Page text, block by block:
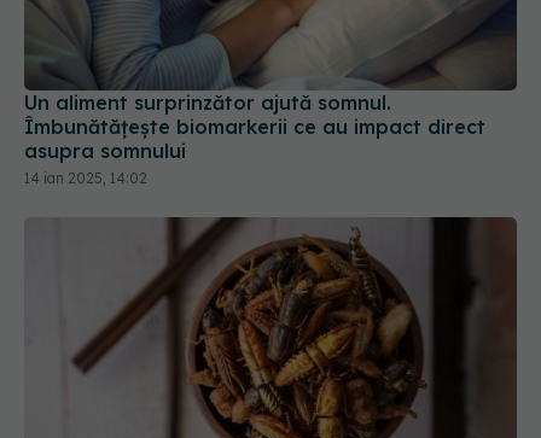
Un aliment surprinzător ajută somnul.
Îmbunătățește biomarkerii ce au impact direct
asupra somnului
14 ian 2025, 14:02